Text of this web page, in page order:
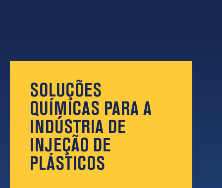
SOLUÇÕES
QUÍMICAS PARA A
INDÚSTRIA DE
INJEÇÃO DE
PLÁSTICOS